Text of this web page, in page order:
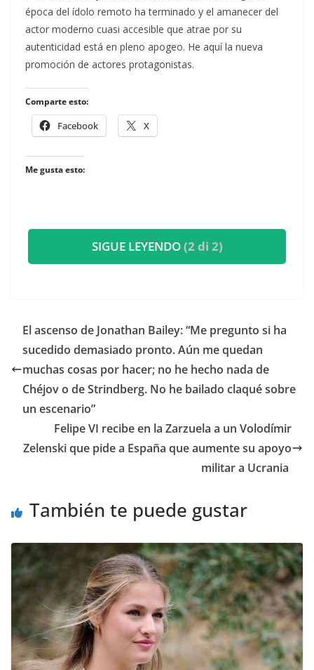
época del ídolo remoto ha terminado y el amanecer del
actor moderno cuasi accesible que atrae por su
autenticidad está en pleno apogeo. He aquí la nueva
promoción de actores protagonistas.
Comparte esto:
Facebook X
Me gusta esto:
SIGUE LEYENDO(2 di 2)
​El ascenso de Jonathan Bailey: “Me pregunto si ha
sucedido demasiado pronto. Aún me quedan
muchas cosas por hacer; no he hecho nada de
Chéjov o de Strindberg. No he bailado claqué sobre
un escenario”
​Felipe VI recibe en la Zarzuela a un Volodímir
Zelenski que pide a España que aumente su apoyo
militar a Ucrania
También te puede gustar